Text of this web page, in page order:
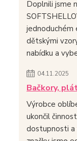
Doplnili jsme
jednoduchém
dětskými
nabídku a
04.11.2025
Bačkory,
Výrobce
ukončil
dostupnosti